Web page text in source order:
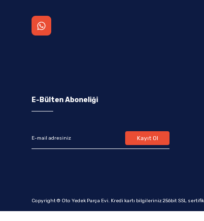
E-Bülten Aboneliği
Kayıt Ol
Copyright © Oto Yedek Parça Evi. Kredi kartı bilgileriniz 256bit SSL